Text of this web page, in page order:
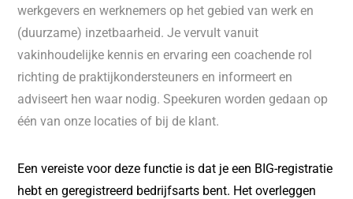
werkgevers en werknemers op het gebied van werk en
(duurzame) inzetbaarheid. Je vervult vanuit
vakinhoudelijke kennis en ervaring een coachende rol
richting de praktijkondersteuners en informeert en
adviseert hen waar nodig. Speekuren worden gedaan op
één van onze locaties of bij de klant.
Een vereiste voor deze functie is dat je een BIG-registratie
hebt en geregistreerd bedrijfsarts bent. Het overleggen